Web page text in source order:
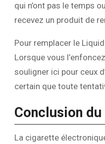
qui n’ont pas le temps
recevez un produit de
Pour remplacer le
Lorsque vous
souligner ici pour ceux
certain que toute
Conclusion
La cigarette